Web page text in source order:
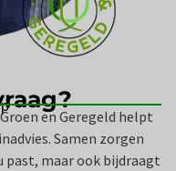
en Geregeld helpt
Samen zorgen
past, maar ook bijdraagt